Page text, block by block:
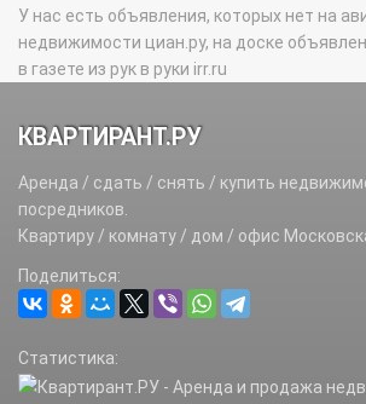
У нас есть объявления, которых нет на
недвижимости циан.ру, на доске
в газете из рук в руки irr.ru
КВАРТИРАНТ.РУ
Аренда / сдать / снять / купить
посредников.
Квартиру / комнату / дом / офис
Поделиться:
Статистика: